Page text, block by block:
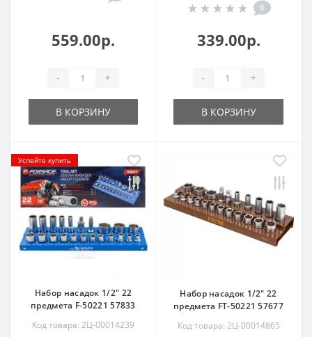
559.00р.
- +
В КОРЗИНУ
0
339.00р.
- +
В КОРЗИНУ
Успейте купить
Набор насадок 1/2" 22
предмета F-50221 57833
Код товара: 2Ц-00014239
Набор насадок 1/2" 22
предмета FT-50221 57677
Код товара: 2Ц-00014865